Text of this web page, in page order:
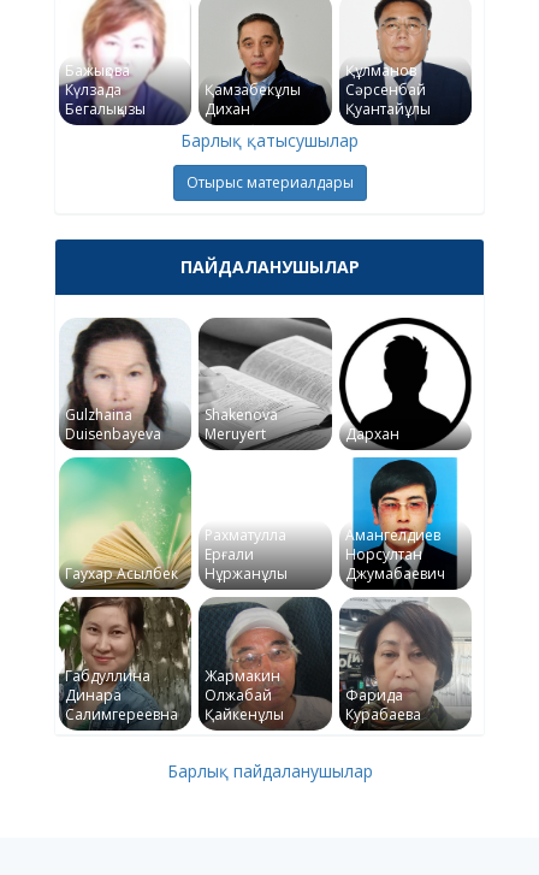
Бажықова
Күлзада
Бегалықызы
Қамзабекұлы
Дихан
Құлманов
Сәрсенбай
Қуантайұлы
Барлық қатысушылар
Отырыс материалдары
ПАЙДАЛАНУШЫЛАР
Gulzhaina
Duisenbayeva
Shakenova
Meruyert
Дархан
Гаухар Асылбек
Рахматулла
Ерғали
Нұржанұлы
Амангелдиев
Норсултан
Джумабаевич
Габдуллина
Динара
Салимгереевна
Жармакин
Олжабай
Қайкенұлы
Фарида
Курабаева
Барлық пайдаланушылар